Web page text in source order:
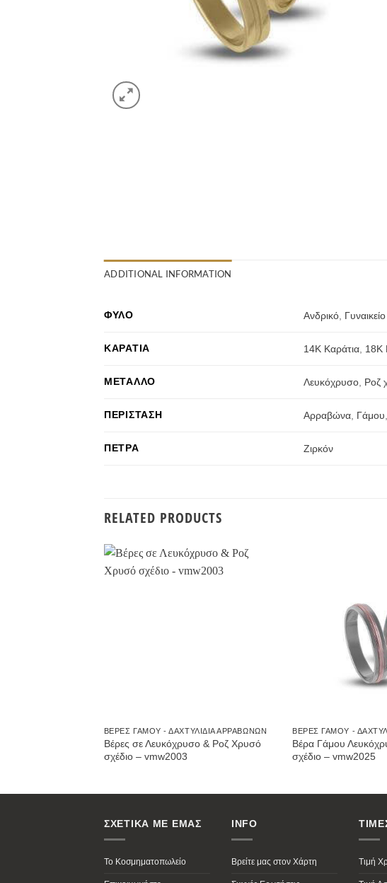
ADDITIONAL INFORMATION
ΦΎΛΟ Ανδρικό Γυναικείο
ΚΑΡΆΤΙΑ 14Κ Καράτια 18Κ
ΜΈΤΑΛΛΟ Λευκόχρυσο Ροζ
ΠΕΡΊΣΤΑΣΗ Αρραβώνα Γάμου
ΠΈΤΡΑ Ζιρκόν
RELATED PRODUCTS
ΒΈΡΕΣ ΓΆΜΟΥ - ΔΑΧΤΥΛΊΔΙΑ ΑΡΡΑΒΏΝΩΝ
Βέρες σε Λευκόχρυσο & Ροζ Χρυσό
σχέδιο – vmw2003
ΒΈΡΕΣ ΓΆΜΟΥ -
Βέρα Γάμου
σχέδιο – vmw2025
ΣΧΕΤΙΚΑ ΜΕ ΕΜΑΣ
Το Κοσμηματοπωλείο
INFO
Βρείτε μας στον Χάρτη Τιμή